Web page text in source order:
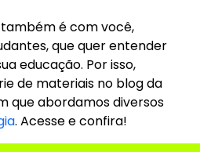
é com você,
que quer entender
educação. Por isso,
de materiais no blog da
que abordamos diversos
. Acesse e confira!